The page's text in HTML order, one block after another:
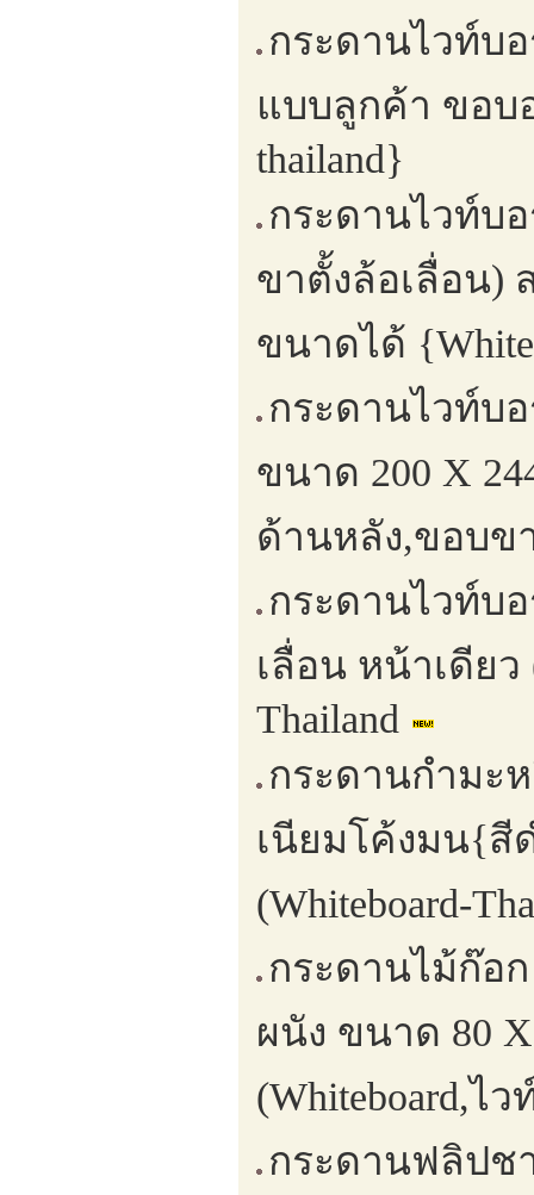
กระดานไวท์บ
แบบลูกค้า ขอบ
thailand}
กระดานไวท์บ
ขาตั้งล้อเลื่อน)
ขนาดได้
กระดานไวท์บ
ขนาด 200 X
ด้านหลัง,ขอบขา
กระดานไวท์บ
เลื่อน หน้าเดีย
Thailand
กระดานกำมะ
เนียมโค้งมน{สี
(Whiteboard-
กระดานไม้ก๊อ
ผนัง ขนาด 80
(Whiteboard,ไ
กระดานฟลิปช